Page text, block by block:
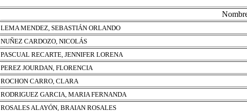
LEMA MENDEZ, SEBASTIÁN ORLANDO
NUÑEZ CARDOZO, NICOLÁS
PASCUAL RECARTE, JENNIFER LORENA
PEREZ JOURDAN, FLORENCIA
ROCHON CARRO, CLARA
RODRIGUEZ GARCIA, MARIA FERNANDA
ROSALES ALAYÓN, BRAIAN ROSALES